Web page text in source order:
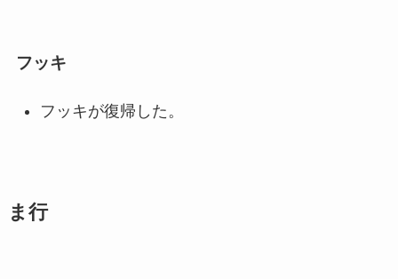
フッキ
フッキが復帰した。
ま行